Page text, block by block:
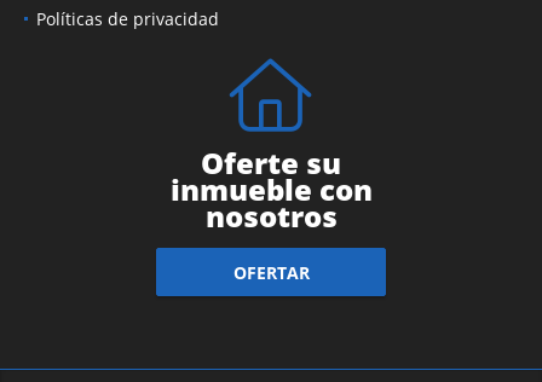
Políticas de privacidad
Oferte su
inmueble con
nosotros
OFERTAR